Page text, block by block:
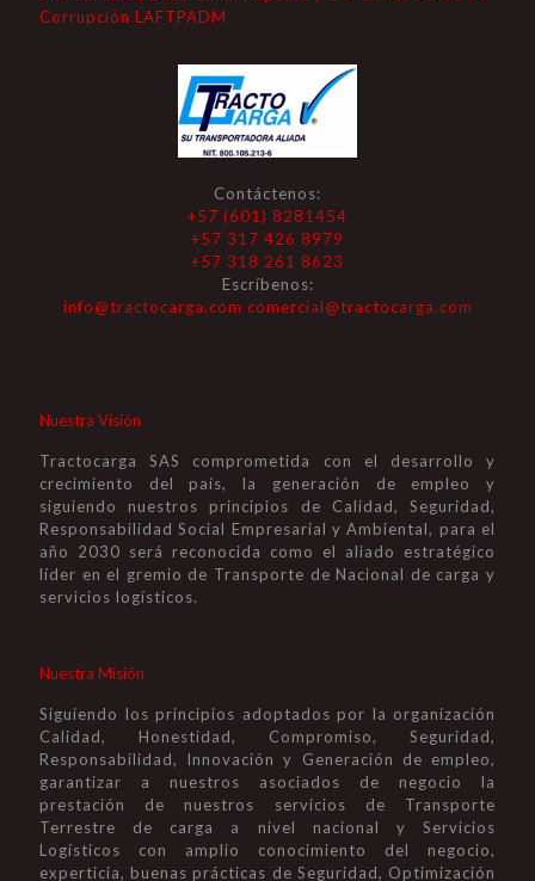
Corrupción LAFTPADM
Contáctenos:
+57 (601) 8281454
+57 317 426 8979
+57 318 261 8623
Escríbenos:
info@tractocarga.com comercial@tractocarga.com
Nuestra Visión
Tractocarga SAS comprometida con el desarrollo y
crecimiento del país, la generación de empleo y
siguiendo nuestros principios de Calidad, Seguridad,
Responsabilidad Social Empresarial y Ambiental, para el
año 2030 será reconocida como el aliado estratégico
líder en el gremio de Transporte de Nacional de carga y
servicios logísticos.
Nuestra Misión
Siguiendo los principios adoptados por la organización
Calidad, Honestidad, Compromiso, Seguridad,
Responsabilidad, Innovación y Generación de empleo,
garantizar a nuestros asociados de negocio la
prestación de nuestros servicios de Transporte
Terrestre de carga a nivel nacional y Servicios
Logísticos con amplio conocimiento del negocio,
experticia, buenas prácticas de Seguridad, Optimización